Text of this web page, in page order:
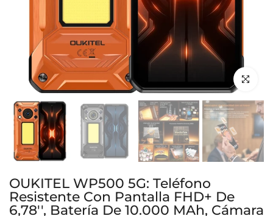
Haga clic
OUKITEL WP500 5G: Teléfono
Resistente Con Pantalla FHD+ De
6,78'', Batería De 10.000 MAh, Cámara